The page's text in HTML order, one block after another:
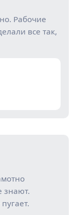
Рабочие
все так,
знают.